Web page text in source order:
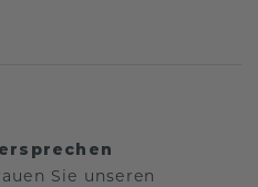
Sie unseren